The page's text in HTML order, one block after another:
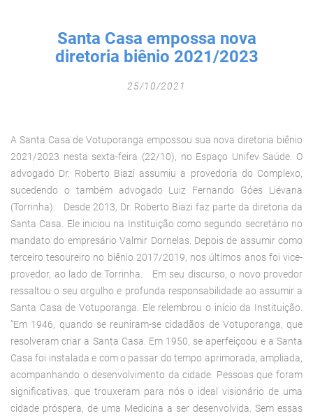
Santa Casa empossa nova
diretoria biênio 2021/2023
25/10/2021
A Santa Casa de Votuporanga empossou sua nova diretoria biênio
2021/2023 nesta sexta-feira (22/10), no Espaço Unifev Saúde. O
advogado Dr. Roberto Biazi assumiu a provedoria do Complexo,
sucedendo o também advogado Luiz Fernando Góes Liévana
(Torrinha). Desde 2013, Dr. Roberto Biazi faz parte da diretoria da
Santa Casa. Ele iniciou na Instituição como segundo secretário no
mandato do empresário Valmir Dornelas. Depois de assumir como
terceiro tesoureiro no biênio 2017/2019, nos últimos anos foi vice-
provedor, ao lado de Torrinha. Em seu discurso, o novo provedor
ressaltou o seu orgulho e profunda responsabilidade ao assumir a
Santa Casa de Votuporanga. Ele relembrou o início da Instituição.
“Em 1946, quando se reuniram-se cidadãos de Votuporanga, que
resolveram criar a Santa Casa. Em 1950, se aperfeiçoou e a Santa
Casa foi instalada e com o passar do tempo aprimorada, ampliada,
acompanhando o desenvolvimento da cidade. Pessoas que foram
significativas, que trouxeram para nós o ideal visionário de uma
cidade próspera, de uma Medicina a ser desenvolvida. Sem essas